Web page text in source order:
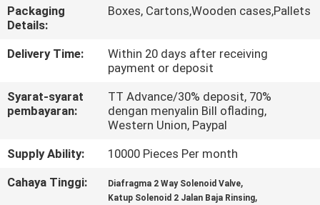
TUR
PABRIK
KUALITAS
HUBUNGI
KAMI
Packaging
Details:
Boxes, Cartons,Wooden cases,Pallets
Delivery Time:
Within 20 days after receiving
payment or deposit
Syarat-syarat
pembayaran:
TT Advance/30% deposit, 70%
dengan menyalin Bill oflading,
Western Union, Paypal
Supply Ability:
10000 Pieces Per month
Cahaya Tinggi:
Diafragma 2 Way Solenoid Valve,
Katup Solenoid 2 Jalan Baja Rinsing,